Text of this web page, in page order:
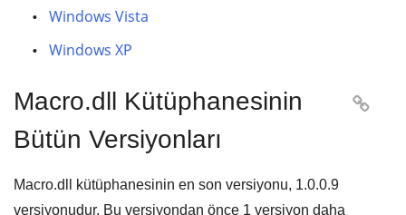
Windows Vista
Windows XP
Macro.dll Kütüphanesinin
Bütün Versiyonları

Macro.dll kütüphanesinin en son versiyonu, 1.0.0.9
versiyonudur. Bu versiyondan önce 1 versiyon daha